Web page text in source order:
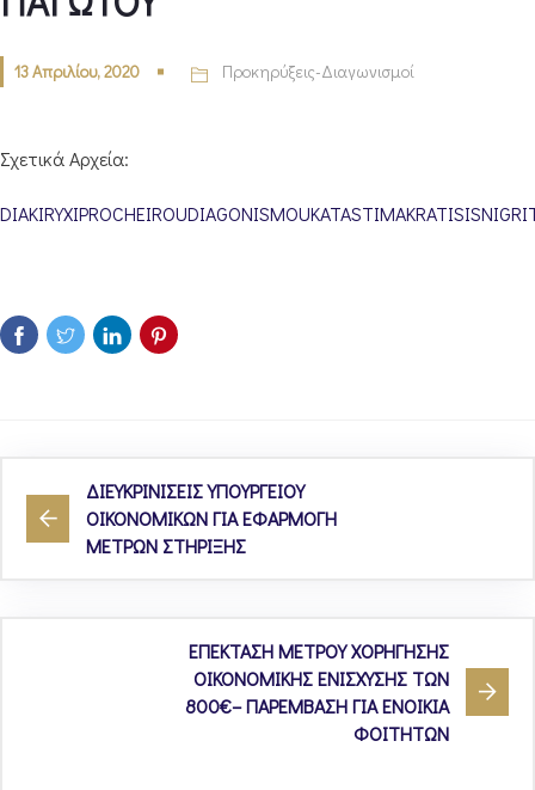
13 Απριλίου, 2020 Προκηρύξεις-Διαγωνισμοί
Σχετικά Αρχεία:
ΔΙΕΥΚΡΙΝΙΣΕΙΣ ΥΠΟΥΡΓΕΙΟΥ
ΟΙΚΟΝΟΜΙΚΩΝ ΓΙΑ ΕΦΑΡΜΟΓΗ
ΜΕΤΡΩΝ ΣΤΗΡΙΞΗΣ
ΕΠΕΚΤΑΣΗ ΜΕΤΡΟΥ ΧΟΡΗΓΗΣΗΣ
ΟΙΚΟΝΟΜΙΚΗΣ ΕΝΙΣΧΥΣΗΣ ΤΩΝ
800€– ΠΑΡΕΜΒΑΣΗ ΓΙΑ ΕΝΟΙΚΙΑ
ΦΟΙΤΗΤΩΝ